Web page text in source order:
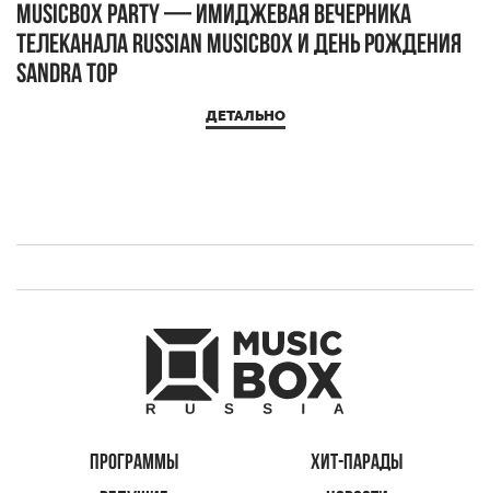
MUSICBOX PARTY — имиджевая вечерника
телеканала RUSSIAN MUSICBOX и день рождения
Sandra Top
ДЕТАЛЬНО
ПРОГРАММЫ
ХИТ-ПАРАДЫ